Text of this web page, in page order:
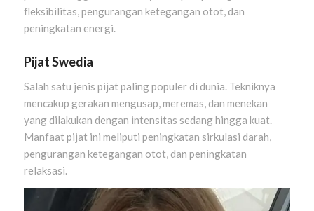
fleksibilitas, pengurangan ketegangan otot, dan
peningkatan energi.
Pijat Swedia
Salah satu jenis pijat paling populer di dunia. Tekniknya
mencakup gerakan mengusap, meremas, dan menekan
yang dilakukan dengan intensitas sedang hingga kuat.
Manfaat pijat ini meliputi peningkatan sirkulasi darah,
pengurangan ketegangan otot, dan peningkatan
relaksasi.